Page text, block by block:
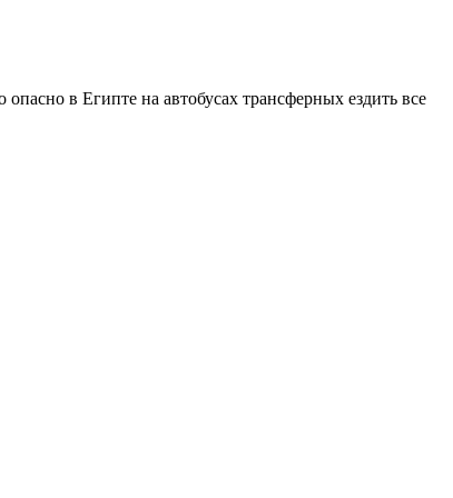
в Египте на автобусах трансферных ездить все